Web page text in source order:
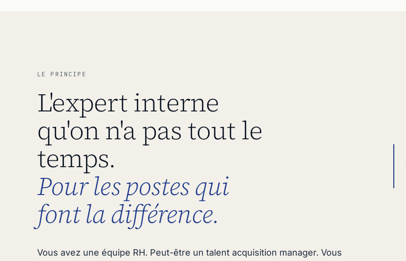
LE PRINCIPE
L'expert interne
qu'on n'a pas tout le
temps.
Pour les postes qui
font la différence.
Vous avez une équipe RH. Peut-être un talent acquisition manager. Vous